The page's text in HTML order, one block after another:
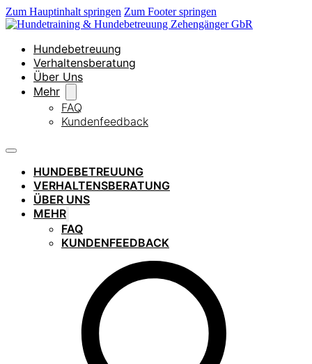
Zum Hauptinhalt springen Zum Footer springen
Hundebetreuung
Verhaltensberatung
Über Uns
Mehr
FAQ
Kundenfeedback
HUNDEBETREUUNG
VERHALTENSBERATUNG
ÜBER UNS
MEHR
FAQ
KUNDENFEEDBACK